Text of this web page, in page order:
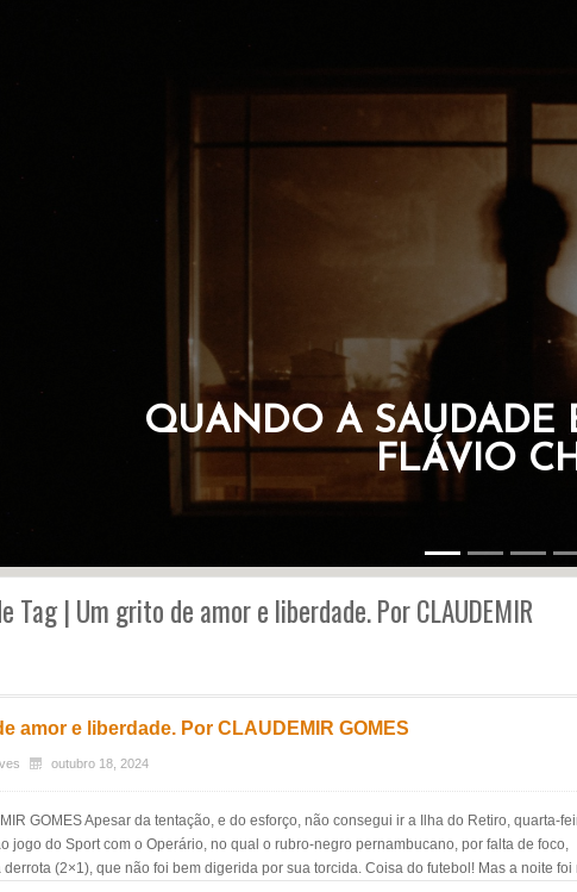
OS QUE
DA
Tag | Um grito de amor e liberdade. Por CLAUDEMIR
amor e liberdade. Por CLAUDEMIR GOMES
outubro 18, 2024
GOMES Apesar da tentação, e do esforço, não consegui ir a Ilha do Retiro, quarta-
jogo do Sport com o Operário, no qual o rubro-negro pernambucano, por falta de foco,
(2×1), que não foi bem digerida por sua torcida. Coisa do futebol! Mas a noite foi